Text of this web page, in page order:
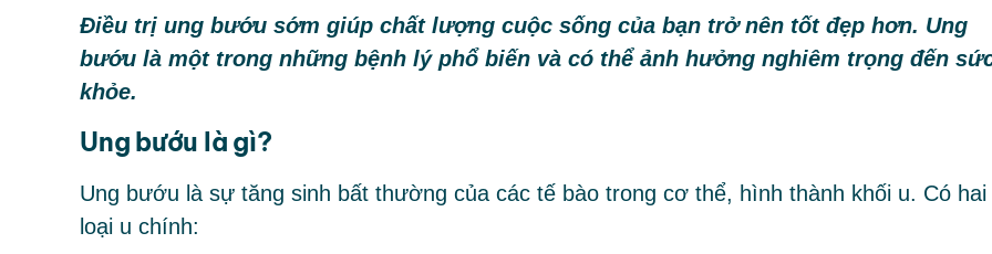
Điều trị ung bướu sớm giúp chất lượng cuộc sống của bạn trở nên tốt đẹp hơn. Ung
bướu là một trong những bệnh lý phổ biến và có thể ảnh hưởng nghiêm trọng đến
khỏe.
Ung bướu là gì?
Ung bướu là sự tăng sinh bất thường của các tế bào trong cơ thể, hình thành khối u. Có hai
loại u chính: